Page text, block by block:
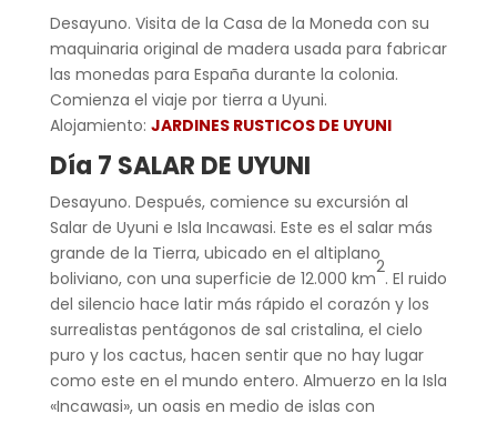
Desayuno. Visita de la Casa de la Moneda con su
maquinaria original de madera usada para fabricar
las monedas para España durante la colonia.
Comienza el viaje por tierra a Uyuni.
Alojamiento: JARDINES RUSTICOS DE UYUNI
Día 7 SALAR DE UYUNI
Desayuno. Después, comience su excursión al
Salar de Uyuni e Isla Incawasi. Este es el salar más
grande de la Tierra, ubicado en el altiplano
boliviano, con una superficie de 12.000 km
2
. El ruido
del silencio hace latir más rápido el corazón y los
surrealistas pentágonos de sal cristalina, el cielo
puro y los cactus, hacen sentir que no hay lugar
como este en el mundo entero. Almuerzo en la Isla
«Incawasi», un oasis en medio de islas con